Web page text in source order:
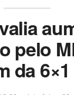
pelo
da 6×1